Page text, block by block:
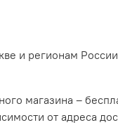
и регионам
магазина –
от адреса